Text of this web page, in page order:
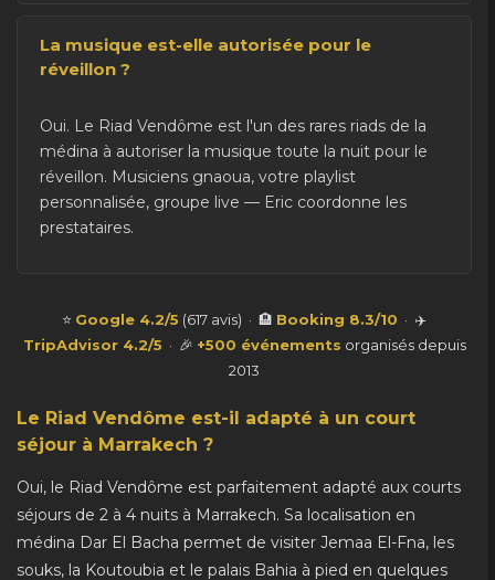
La musique est-elle autorisée pour le
réveillon ?
Oui. Le Riad Vendôme est l'un des rares riads de la
médina à autoriser la musique toute la nuit pour le
réveillon. Musiciens gnaoua, votre playlist
personnalisée, groupe live — Eric coordonne les
prestataires.
⭐ Google 4.2/5 (617 avis) · 🏨 Booking 8.3/10 · ✈️
TripAdvisor 4.2/5 · 🎉 +500 événements organisés depuis
2013
Le Riad Vendôme est-il adapté à un court
séjour à Marrakech ?
Oui, le Riad Vendôme est parfaitement adapté aux courts
séjours de 2 à 4 nuits à Marrakech. Sa localisation en
médina Dar El Bacha permet de visiter Jemaa El-Fna, les
souks, la Koutoubia et le palais Bahia à pied en quelques